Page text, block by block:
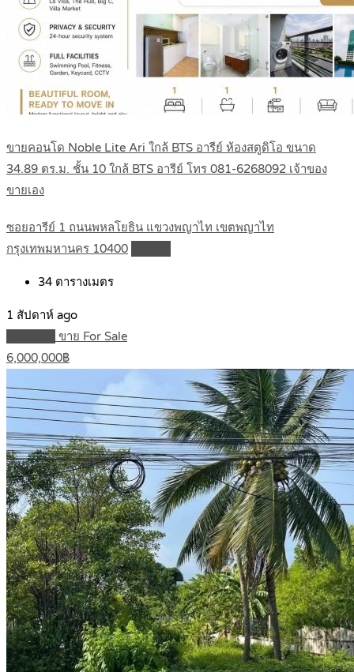
ขายคอนโด Noble Lite Ari ใกล้ BTS อารีย์ ห้องสตูดิโอ ขนาด
34.89 ตร.ม. ชั้น 10 ใกล้ BTS อารีย์ โทร 081-6268092 เจ้าของ
ขายเอง
ซอยอารีย์ 1 ถนนพหลโยธิน แขวงพญาไท เขตพญาไท
กรุงเทพมหานคร 10400
34 ตารางเมตร
1 สัปดาห์ ago
ขาย For Sale
6,000,000฿